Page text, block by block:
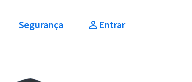
Segurança Entrar